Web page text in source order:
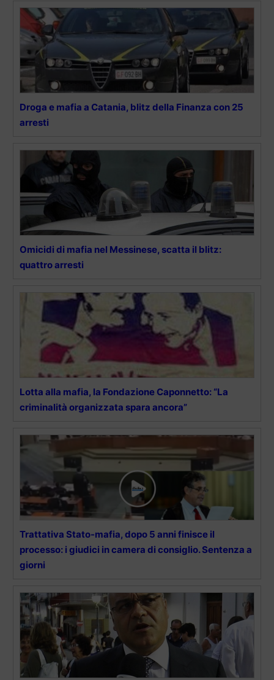
Droga e mafia a Catania, blitz della Finanza con 25
arresti
Omicidi di mafia nel Messinese, scatta il blitz:
quattro arresti
Lotta alla mafia, la Fondazione Caponnetto: “La
criminalità organizzata spara ancora”
Trattativa Stato-mafia, dopo 5 anni finisce il
processo: i giudici in camera di consiglio. Sentenza a
giorni